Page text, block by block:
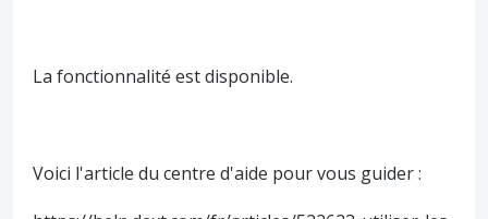
La fonctionnalité est disponible.
Voici l'article du centre d'aide pour vous guider :